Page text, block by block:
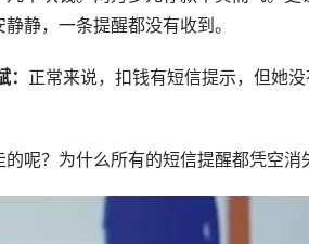
静，一条提醒都没有收到。
正常来说，扣钱有短信提示，但她
呢？为什么所有的短信提醒都凭空消